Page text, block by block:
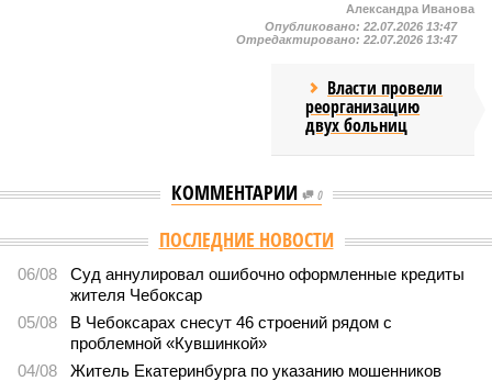
Александра Иванова
Опубликовано: 22.07.2026 13:47
Отредактировано: 22.07.2026 13:47
Власти провели
реорганизацию
двух больниц
КОММЕНТАРИИ 0
ПОСЛЕДНИЕ НОВОСТИ
06/08
Суд аннулировал ошибочно оформленные кредиты
жителя Чебоксар
05/08
В Чебоксарах снесут 46 строений рядом с
проблемной «Кувшинкой»
04/08
Житель Екатеринбурга по указанию мошенников